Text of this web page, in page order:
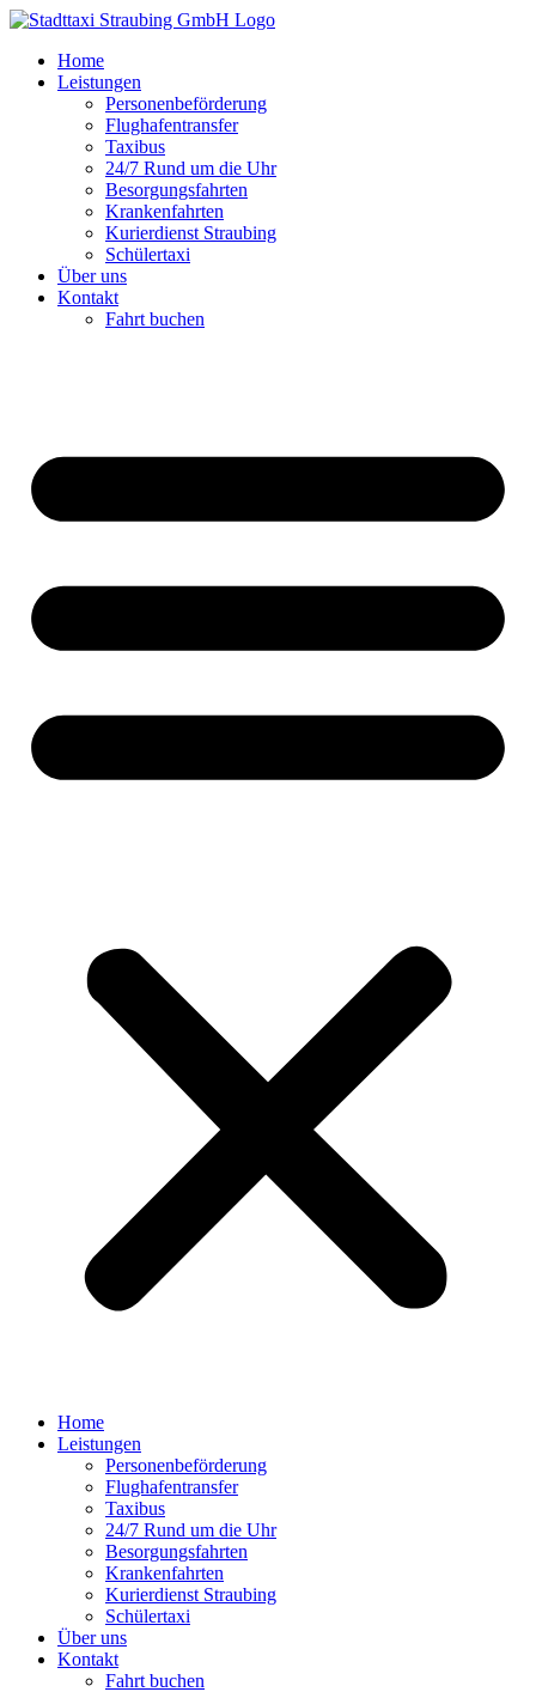
Zum
springenHome
Leistungen
Personenbeförderung
Flughafentransfer
Taxibus
24/7 Rund um die Uhr
Besorgungsfahrten
Krankenfahrten
Kurierdienst Straubing
Schülertaxi
Über uns
Kontakt
Fahrt buchen
Home
Leistungen
Personenbeförderung
Flughafentransfer
Taxibus
24/7 Rund um die Uhr
Besorgungsfahrten
Krankenfahrten
Kurierdienst Straubing
Schülertaxi
Über uns
Kontakt
Fahrt buchen